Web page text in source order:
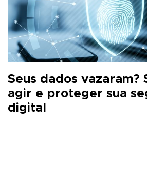
Seus dados vazaram?
agir e proteger sua
digital